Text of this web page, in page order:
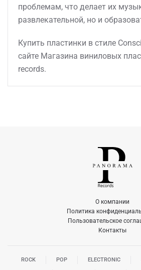
проблемам, что делает их
развлекательной, но и
Купить пластинки в стиле
сайте Магазина виниловых
records.
О компании
Политика
Пользовательское
Контакты
ROCK POP ELECTRONIC